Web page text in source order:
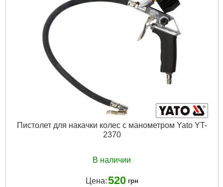
Подробнее...
Пистолет для накачки колес с манометром Yato YT-
2370
В наличии
Цена:520 грн